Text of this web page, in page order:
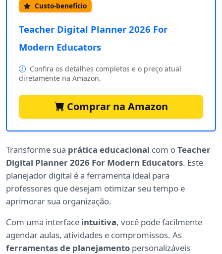
Custo-benefício
Teacher Digital Planner 2026 For
Modern Educators
Confira os detalhes completos e o preço atual
diretamente na Amazon.
Comprar na Amazon
Transforme sua prática educacional com oTeacher
Digital Planner 2026 For Modern Educators. Este
planejador digital é a ferramenta ideal para
professores que desejam otimizar seu tempo e
aprimorar sua organização.
Com uma interface intuitiva, você pode facilmente
agendar aulas, atividades e compromissos. As
ferramentas de planejamento personalizáveis